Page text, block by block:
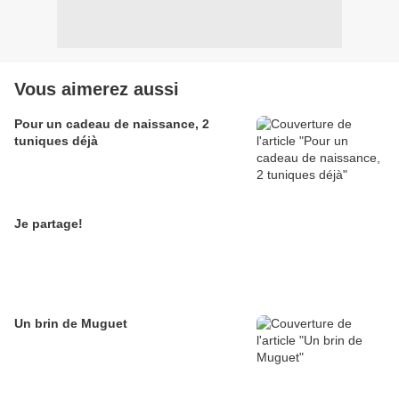
Vous aimerez aussi
Pour un cadeau de naissance, 2
tuniques déjà
Je partage!
Un brin de Muguet